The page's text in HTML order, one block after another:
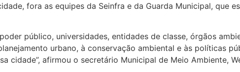
fora as equipes da Seinfra e da Guarda Municipal, que
público, universidades, entidades de classe, órgãos
urbano, à conservação ambiental e às políticas
cidade”, afirmou o secretário Municipal de Meio Ambiente,